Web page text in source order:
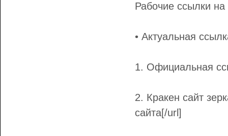
Рабочие ссылки
• Актуальная
1. Официальная
2. Кракен сайт
сайта[/url]